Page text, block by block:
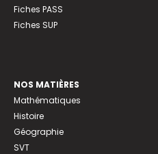
Fiches PASS
Fiches SUP
NOS MATIÈRES
Mathématiques
Histoire
Géographie
SVT